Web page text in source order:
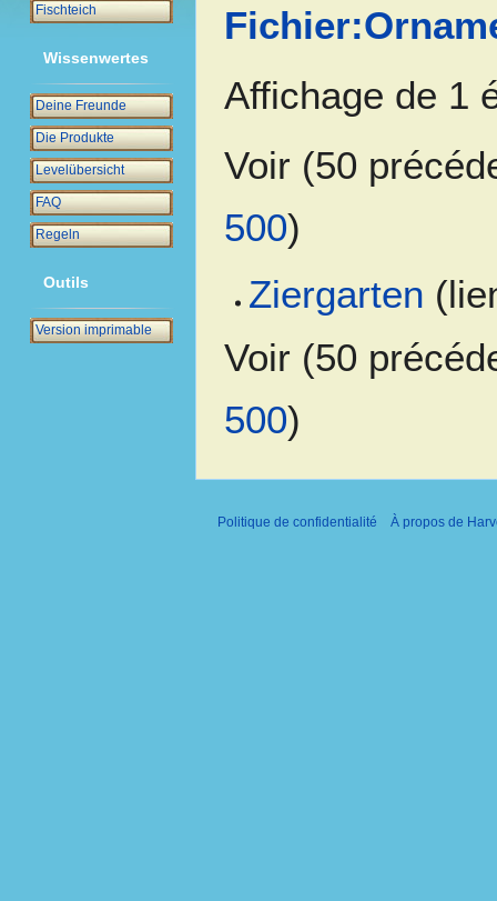
Affichage de 1
Voir (50
500)
Ziergarten
Voir (50
500)
Fischteich
Wissenwertes
Deine Freunde
Die Produkte
Levelübersicht
FAQ
Regeln
Outils
Version imprimable
Politique de confidentialité À propos de